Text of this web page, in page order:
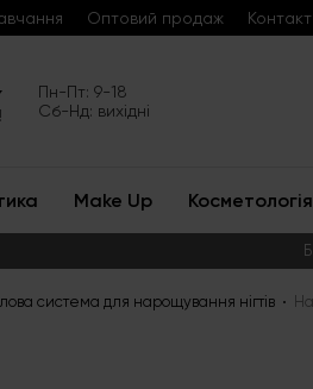
Оптовий продаж
Пн-Пт: 9-18
Сб-Нд: вихідні
Make Up Косметологія
система для нарощування нігтів